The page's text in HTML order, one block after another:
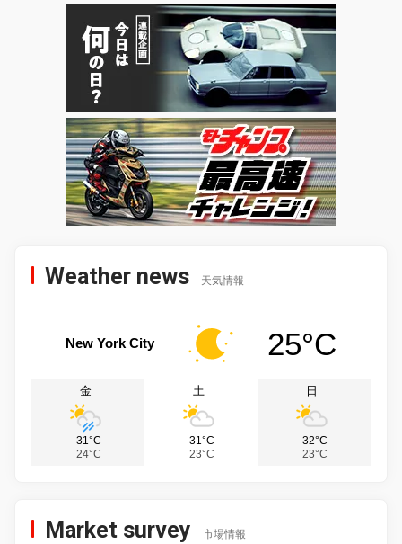
Weather news 天気情報
New York City 25°C
金
31°C
24°C
土
31°C
23°C
日
32°C
23°C
Market survey 市場情報